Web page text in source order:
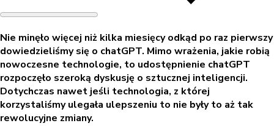
Nie minęło więcej niż kilka miesięcy odkąd po raz pierwszy
dowiedzieliśmy się o chatGPT. Mimo wrażenia, jakie robią
nowoczesne technologie, to udostępnienie chatGPT
rozpoczęło szeroką dyskusję o sztucznej inteligencji.
Dotychczas nawet jeśli technologia, z której
korzystaliśmy ulegała ulepszeniu to nie były to aż tak
rewolucyjne zmiany.